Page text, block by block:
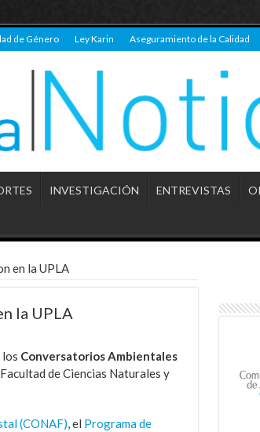
de Género Ley Karin Aseguramiento de la Calidad
INVESTIGACIÓN ENTREVISTAS
en la UPLA
la UPLA
Conversatorios Ambientales
de Ciencias Naturales y
(CONAF) , el Programa de